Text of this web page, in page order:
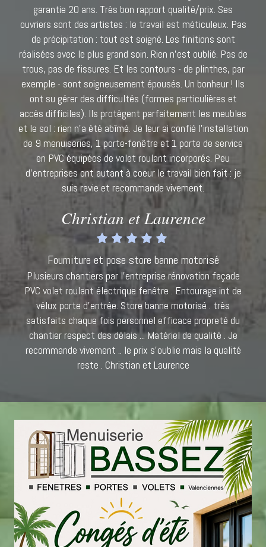
garantie 20 ans. Très bon rapport qualité/prix. Ses
ouvriers sont des artistes : le travail est méticuleux. Pas
de précipitation : tout est soigné. Les finitions sont
réalisées avec le plus grand soin. Rien n'est oublié. Pas de
trous, pas de fissures. Et les contours - de plinthes, par
exemple - sont soigneusement épousés. Un bonheur ! Ils
ont su gérer des difficultés (formes particulières et
accès difficiles). Ils protègent parfaitement les meubles
et le sol : rien n'a été abîmé. Je leur ai confié l’installation
de 9 menuiseries, 1 porte-fenêtre et 1 porte de service
en PVC équipées de volet roulant incorporés. Peu
d'entreprises ont autant à coeur le travail bien fait : je
suis ravie et recommande vivement.
Christian et Laurence
Fourniture et pose store banne motorisé
Plusieurs chantiers par l'entreprise rénovation façade
PVC volet roulant électrique fenêtre . Entourage int de
vélux porte d'entrée. Store banne motorisé . très
satisfaits chaque fois personnel efficace propreté du
chantier respect des délais ... Matériel de qualité . Je
recommande vivement .. le prix s'oublie mais la qualité
reste . Christian et Laurence